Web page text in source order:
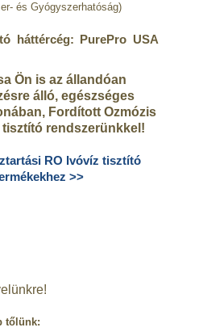
és Gyógyszerhatóság)
háttércég: PurePro USA
Ön is az állandóan
álló, egészséges
Fordított Ozmózis
tisztító rendszerünkkel!
RO Ivóvíz tisztító
>>
tőlünk: